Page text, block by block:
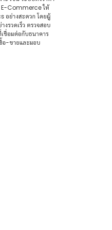
E-Commerce ให้
อย่างสะดวก โดยผู้
รวดเร็ว ตรวจสอบ
ชื่อมต่อกับธนาคาร
อ-ขายและมอบ